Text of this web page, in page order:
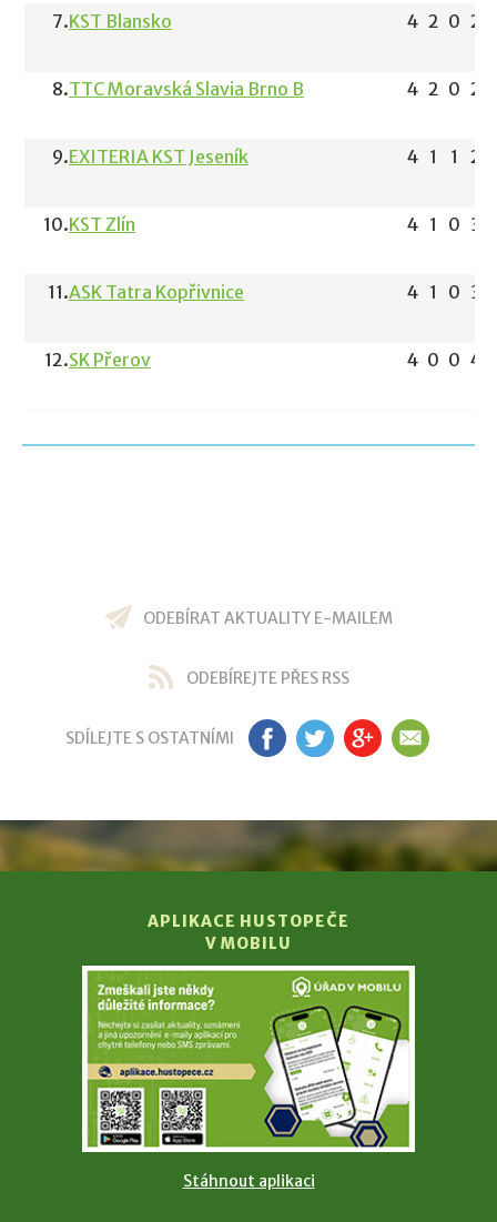
7.KST Blansko 4 2 0 2
8.TTC Moravská Slavia Brno B 4 2 0 2
9.EXITERIA KST Jeseník 4 1 1 2
10.KST Zlín 4 1 0 3
11.ASK Tatra Kopřivnice 4 1 0 3
12.SK Přerov 4 0 0 4
ODEBÍRAT AKTUALITY E-MAILEM
ODEBÍREJTE PŘES RSS
SDÍLEJTE S OSTATNÍMI FB TW GP EM
APLIKACE HUSTOPEČE
V MOBILU
Stáhnout aplikaci